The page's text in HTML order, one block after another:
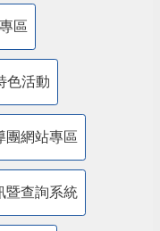
區
色活動
團網站專區
暨查詢系統